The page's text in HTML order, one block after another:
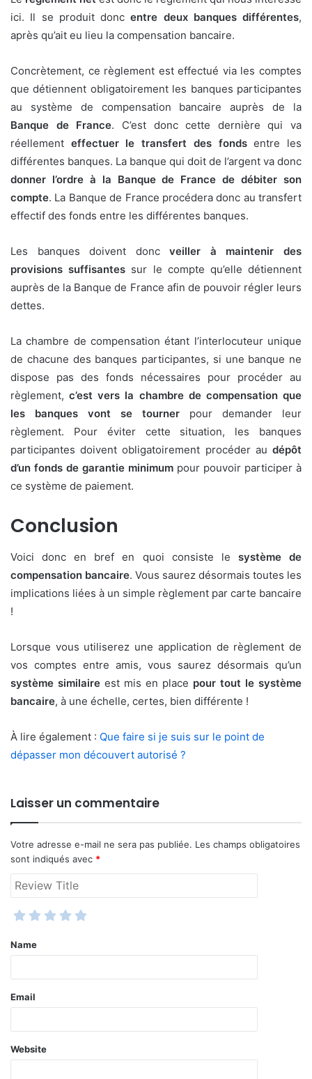
ici. Il se produit doncentre deux banques différentes,
après qu’ait eu lieu la compensation bancaire.
Concrètement, ce règlement est effectué via les comptes
que détiennent obligatoirement les banques participantes
au système de compensation bancaire auprès de la
Banque de France. C’est donc cette dernière qui va
réellement effectuer le transfert des fondsentre les
différentes banques. La banque qui doit de l’argent va donc
donner l’ordre à la Banque de France de débiter son
compte. La Banque de France procédera donc au transfert
effectif des fonds entre les différentes banques.
Les banques doivent doncveiller à maintenir des
provisions suffisantes sur le compte qu’elle détiennent
auprès de la Banque de France afin de pouvoir régler leurs
dettes.
La chambre de compensation étant l’interlocuteur unique
de chacune des banques participantes, si une banque ne
dispose pas des fonds nécessaires pour procéder au
règlement,c’est vers la chambre de compensation que
les banques vont se tourner pour demander leur
règlement. Pour éviter cette situation, les banques
participantes doivent obligatoirement procéder au dépôt
d’un fonds de garantie minimum pour pouvoir participer à
ce système de paiement.
Conclusion
Voici donc en bref en quoi consiste le système de
compensation bancaire. Vous saurez désormais toutes les
implications liées à un simple règlement par carte bancaire
!
Lorsque vous utiliserez une application de règlement de
vos comptes entre amis, vous saurez désormais qu’un
système similaire est mis en place pour tout le système
bancaire, à une échelle, certes, bien différente !
À lire également : Que faire si je suis sur le point de
dépasser mon découvert autorisé ?
Laisser un commentaire
Votre adresse e-mail ne sera pas publiée. Les champs obligatoires
sont indiqués avec *
Name
Email
Website